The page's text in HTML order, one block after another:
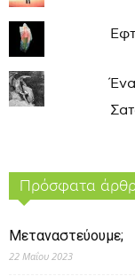
Πρόσφατα
Μεταναστεύουμε;
22 Μαΐου 2023